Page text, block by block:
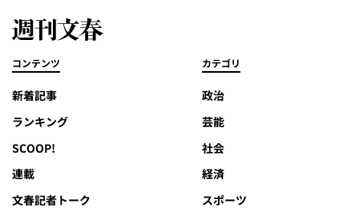
コンテンツ
新着記事
ランキング
SCOOP!
連載
文春記者トーク
カテゴリ
政治
芸能
社会
経済
スポーツ